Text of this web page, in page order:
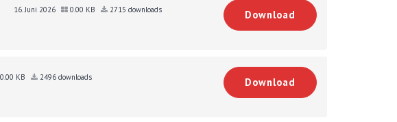
16. Juni 2026 0.00 KB 2715 downloads Download
0.00 KB 2496 downloads Download